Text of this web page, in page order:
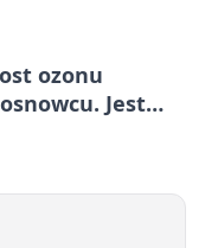
ozonu
Jest